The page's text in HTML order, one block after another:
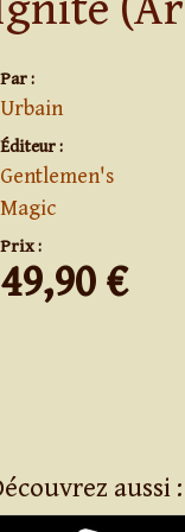
Par :
Urbain
Éditeur :
Gentlemen's
Magic
Prix :
49,90 €
aussi :